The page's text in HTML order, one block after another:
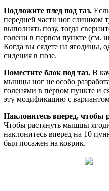
Подложите плед под таз.
передней части ног слишком
выполнять позу, тогда
голени в первом пункте (см.
Когда вы сядете на ягодицы,
сидения в позе.
Поместите блок под таз. В
мышцы ног не особо
голенями в первом пункте и
эту модификацию с
Наклонитесь вперед,
Чтобы растянуть мышцы
наклонитесь вперед на 10
был посажен на коврик.